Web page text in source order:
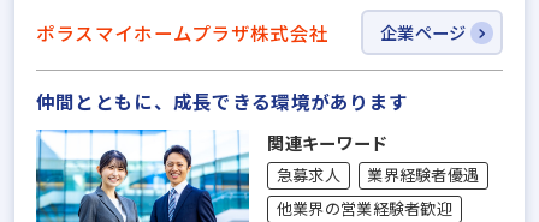
ポラスマイホームプラザ株式会社 企業ページ
仲間とともに、成長できる環境があります
関連キーワード
急募求人
業界経験者優遇
他業界の営業経験者歓迎